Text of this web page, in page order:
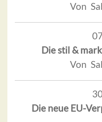
Von
Die stil &
Von
Die neue EU-